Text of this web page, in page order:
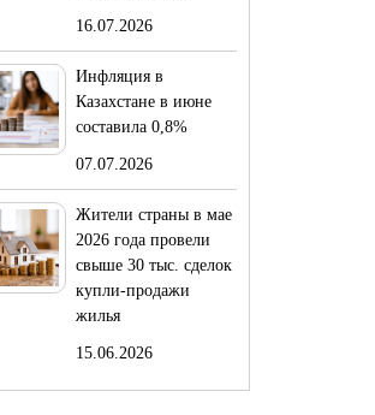
16.07.2026
Инфляция в
Казахстане в июне
составила 0,8%
07.07.2026
Жители страны в мае
2026 года провели
свыше 30 тыс. сделок
купли-продажи
жилья
15.06.2026